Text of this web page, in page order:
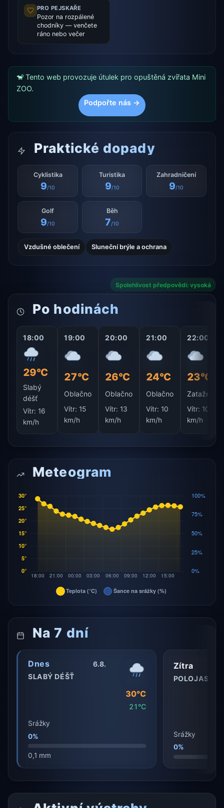
PRO PEJSKAŘE
Pozor na rozpálené
chodníky — venčete
ráno nebo večer
🐒 Tento web provozuje útulek pro opuštěná zvířata Mini
ZOO.
Podpořte nás →
Praktické dopady
Cyklistika
9/10
Turistika
9/10
Zahradničení
9/10
Golf
9/10
Běh
7/10
Vzdušné oblečení Sluneční brýle a ochrana
Spolehlivost předpovědi: vysoká
Po hodinách
18:00
29°C
Slabý
déšť
Vítr: 16
km/h
19:00
27°C
Oblačno
Vítr: 15
km/h
20:00
26°C
Oblačno
Vítr: 13
km/h
21:00
24°C
Oblačno
Vítr: 10
km/h
22:00
23°C
Zataženo
Vítr: 10
km/h
Meteogram
Na 7 dní
Dnes
6.8.
SLABÝ DÉŠŤ
30°C
21°C
Srážky
0%
0,1 mm
Zítra
POLOJASNO
Srážky
0%